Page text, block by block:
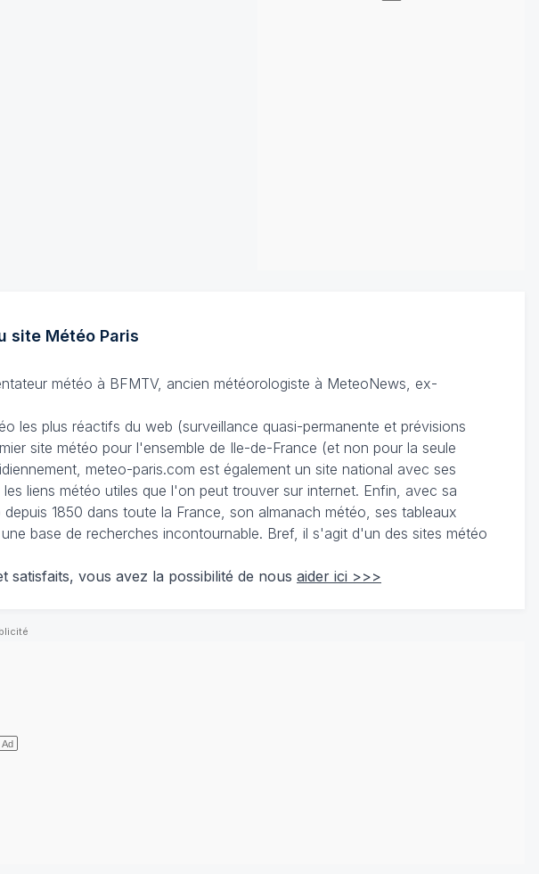
site MétéoParis
météo à BFMTV, ancien météorologiste à MeteoNews, ex-
les plus réactifs du web (surveillance quasi-permanente et prévisions
site météo pour l'ensemble de Ile-de-France (et non pour la seule
meteo-paris.com est également un site national avec ses
liens météo utiles que l'on peut trouver sur internet. Enfin, avec sa
1850 dans toute la France, son almanach météo, ses tableaux
base de recherches incontournable. Bref, il s'agit d'un des sites météo
satisfaits, vous avez la possibilité de nous aider ici >>>